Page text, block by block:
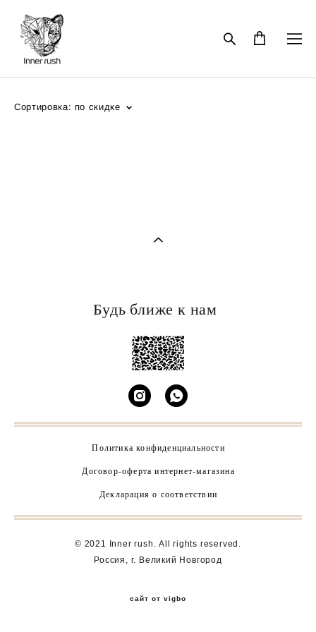
Сортировка: по скидке
Будь ближе к нам
Политика конфиденциальности
Договор-оферта интернет-магазина
Декларация о соответствии
© 2021 Inner rush.All rights reserved.
Россия, г. Великий Новгород
сайт от vigbo